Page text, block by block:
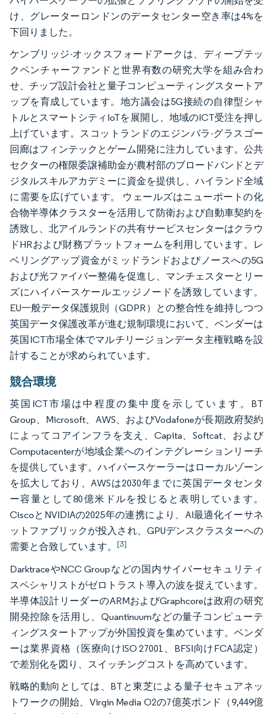
け、グレーターロンドンのデータセンター空き率は4%を
下回りました。
ケンブリッジ-オックスフォードアークは、ディープテッ
クベンチャーファンドと世界有数の研究大学を組み合わ
せ、チップ設計会社と量子コンピューティングスタートア
ップを育成しています。地方議会は5G接続の自律型シャ
トルとスマートシティIoTを展開し、地域のICT受注を押し
上げています。スコットランドのエジンバラ-グラスゴー
回廊はフィンテックとゲーム開発に注力しています。公共
セクターの権限委譲補助金が農村部のブロードバンドとデ
ジタルスキルアカデミーに資金を提供し、ハイランド全域
に需要を広げています。 ウェールズはニューポートの化
合物半導体クラスターを活用して防衛および自動車契約を
誘致し、北アイルランドの共有サービスセンターはクラウ
ドHRおよび財務プラットフォームを利用しています。レ
ベリングアップ資金がミッドランドおよびノースへの5G
および光ファイバー整備を促進し、マンチェスターとリー
ズにハイパースケールエッジノードを誘致しています。
EU一般データ保護規則（GDPR）との整合性を維持しつつ
英国データ保護改革が進む規制環境において、ベンダーは
英国ICT市場全体でマルチリージョンデータ主権戦略を設
計することが求められています。
競合環境
英国ICT市場は中程度の集中度を示しています。BT
Group、Microsoft、AWS、およびVodafoneが長期政府契約
によってコアインフラを支え、Capita、Softcat、および
Computacenterが地域企業へのインテグレーションリーチ
を提供しています。ハイパースケーラーはローカルゾーン
を拡大しており、AWSは2030年までに英国データセンタ
ー容量として80億米ドルを投じると表明しています。
CiscoとNVIDIAの2025年の連携により、AI最適化イーサネ
ットファブリックが投入され、GPUデンスクラスターへの
需要と合致しています。 [3]
DarktraceやNCC Groupなどの国内サイバーセキュリティ
スペシャリストがゼロトラスト導入の波を捉えています。
半導体設計リーダーのARMおよびGraphcoreは政府の研究
開発控除を活用し、Quantinuumなどの量子コンピューテ
ィングスタートアップが外国投資を集めています。ベンダ
ーは業界資格（医療向けISO 27001、BFSI向けFCA認定）
で差別化を図り、スイッチングコストを高めています。
戦略的動向としては、BTと東芝による量子セキュアネッ
トワークの開始、Virgin Media O2の7億英ポンド（9,449億